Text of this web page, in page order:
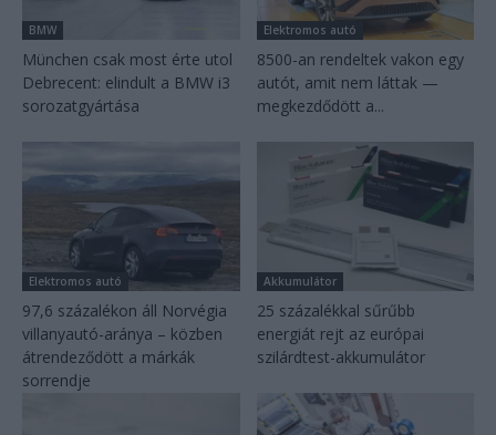
BMW
München csak most érte utol
Debrecent: elindult a BMW i3
sorozatgyártása
Elektromos autó
8500-an rendeltek vakon egy
autót, amit nem láttak —
megkezdődött a...
Elektromos autó
97,6 százalékon áll Norvégia
villanyautó-aránya – közben
átrendeződött a márkák
sorrendje
Akkumulátor
25 százalékkal sűrűbb
energiát rejt az európai
szilárdtest-akkumulátor